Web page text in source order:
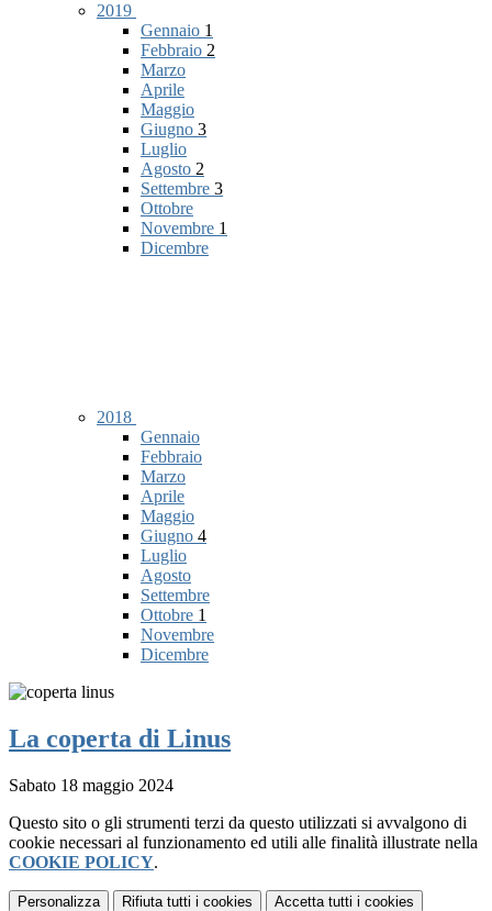
2019
Gennaio 1
Febbraio 2
Marzo
Aprile
Maggio
Giugno 3
Luglio
Agosto 2
Settembre 3
Ottobre
Novembre 1
Dicembre
2018
Gennaio
Febbraio
Marzo
Aprile
Maggio
Giugno 4
Luglio
Agosto
Settembre
Ottobre 1
Novembre
Dicembre
La coperta di Linus
Sabato 18 maggio 2024
Questo sito o gli strumenti terzi da questo utilizzati si avvalgono di
cookie necessari al funzionamento ed utili alle finalità illustrate nella
COOKIE POLICY.
Personalizza Rifiuta tutti i cookies Accetta tutti i cookies